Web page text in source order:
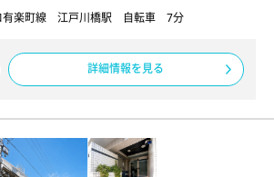
有楽町線 江戸川橋駅 自転車 7分
詳細情報を見る